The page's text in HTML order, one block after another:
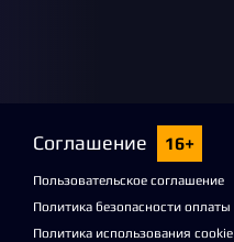
Соглашение 16+
Пользовательское соглашение
Политика безопасности оплаты
Политика использования cookie